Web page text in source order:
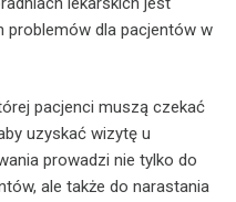
problemów dla pacjentów w
pacjenci muszą czekać
uzyskać wizytę u
prowadzi nie tylko do
ale także do narastania